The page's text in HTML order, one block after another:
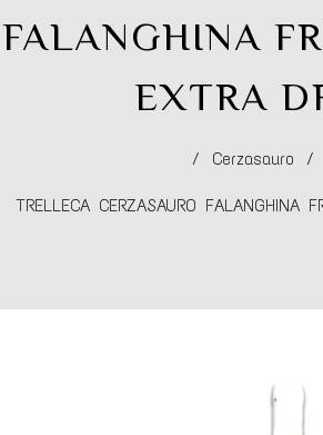
FALANGHINA
EXTRA
/ Cerzasauro /
TRELLECA CERZASAURO FALANGHINA